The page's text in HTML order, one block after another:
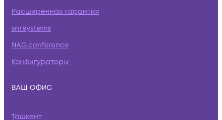
Расширенная гарантия
snr.systems
NAG.conference
Конфигураторы
ВАШ ОФИС
Ташкент